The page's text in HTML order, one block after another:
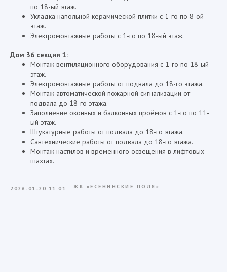
по 18-ый этаж.
Укладка напольной керамической плитки с 1-го по 8-ой
этаж.
Электромонтажные работы с 1-го по 18-ый этаж.
Дом 36 секция 1:
Монтаж вентиляционного оборудования с 1-го по 18-ый
этаж.
Электромонтажные работы от подвала до 18-го этажа.
Монтаж автоматической пожарной сигнализации от
подвала до 18-го этажа.
Заполнение оконных и балконных проёмов с 1-го по 11-
ый этаж.
Штукатурные работы от подвала до 18-го этажа.
Сантехнические работы от подвала до 18-го этажа.
Монтаж настилов и временного освещения в лифтовых
шахтах.
2026-01-20 11:01 ЖК «ЕСЕНИНСКИЕ ПОЛЯ»